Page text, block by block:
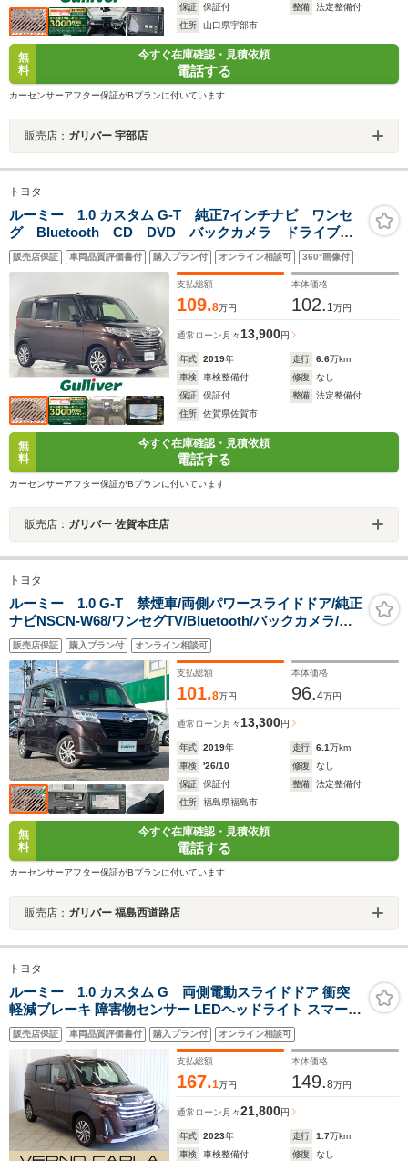
保証
保証付 整備
法定整備付
住所
山口県宇部市
無
料
今すぐ在庫確認・見積依頼
電話する
カーセンサーアフター保証がBプランに付いています
販売店： ガリバー 宇部店
トヨタ
ルーミー 1.0 カスタム G-T 純正7インチナビ ワンセ
グ Bluetooth CD DVD バックカメラ ドライブレ
コーダー 両側パワースライドドア クルーズコントロ
ール 衝突被害軽減システム コーナーセンサー 純正
販売店保証 車両品質評価書付 購入プラン付 オンライン相談可 360°画像付
支払総額
109.8万円
本体価格
102. 1万円
通常ローン 月々13,900円
年式 2019年 走行 6.6万km
車検
車検整備付 修復
なし
保証
保証付 整備
法定整備付
住所
佐賀県佐賀市
無
料
今すぐ在庫確認・見積依頼
電話する
カーセンサーアフター保証がBプランに付いています
販売店： ガリバー 佐賀本庄店
トヨタ
ルーミー 1.0 G-T 禁煙車/両側パワースライドドア/純正
ナビNSCN-W68/ワンセグTV/Bluetooth/バックカメラ/ビ
ルトインETC/オートライト/オートハイビーム/プリクラッ
シュセーフティ/コーナーセンサー
販売店保証 購入プラン付 オンライン相談可
支払総額
101.8万円
本体価格
96.4万円
通常ローン 月々 13,300円
年式 2019年 走行 6.1万km
車検
'26/10 修復
なし
保証
保証付 整備
法定整備付
住所
福島県福島市
無
料
今すぐ在庫確認・見積依頼
電話する
カーセンサーアフター保証がBプランに付いています
販売店： ガリバー 福島西道路店
トヨタ
ルーミー 1.0 カスタム G 両側電動スライドドア 衝突
軽減ブレーキ 障害物センサー LEDヘッドライト スマート
キー 純正アルミホイール 純正メモリーナビ バックカメラ
フルセグTV DVD再生 Bluetooth ETC ドライブレコーダ
販売店保証 車両品質評価書付 購入プラン付 オンライン相談可
支払総額
167.1万円
本体価格
149.8万円
通常ローン 月々21,800円
年式 2023年 走行 1.7万km
車検
車検整備付 修復
なし